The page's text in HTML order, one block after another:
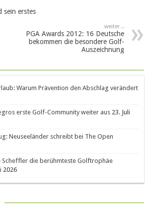
sein erstes
weiter ..
PGA Awards 2012: 16 Deutsche
bekommen die besondere Golf-
Auszeichnung
Warum Prävention den Abschlag verändert
erste Golf-Community weiter aus 23. Juli
Neuseeländer schreibt bei The Open
Scheffler die berühmteste Golftrophäe
2026